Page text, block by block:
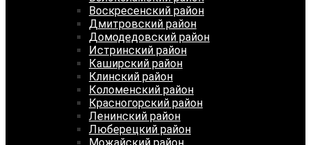
Воскресенский район
Дмитровский район
Домодедовский район
Истринский район
Каширский район
Клинский район
Коломенский район
Красногорский район
Ленинский район
Люберецкий район